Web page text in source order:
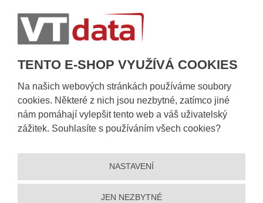
TENTO E-SHOP VYUŽÍVÁ COOKIES
Na našich webových stránkách používáme soubory
cookies. Některé z nich jsou nezbytné, zatímco jiné
nám pomáhají vylepšit tento web a váš uživatelský
zážitek. Souhlasíte s používáním všech cookies?
NASTAVENÍ
JEN NEZBYTNÉ
Informace k dostupnosti zboží
Obecné informace
Prohlášení o přístupnosti |Ochrana osobních údajů |Mapa stránek ||